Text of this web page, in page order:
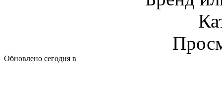
Обновлено сегодня в